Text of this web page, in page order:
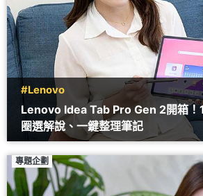
#Lenovo
Lenovo Idea Tab Pro Gen 2開箱！
圈選解說、一鍵整理筆記
專題企劃